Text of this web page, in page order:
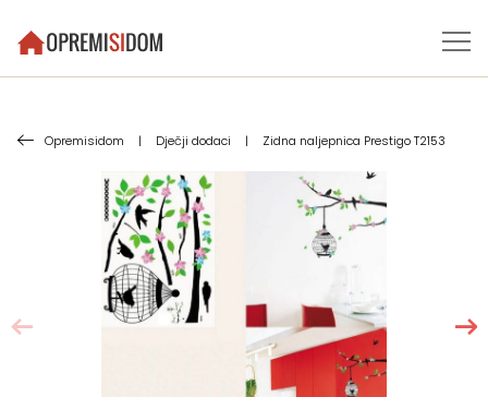
Opremisidom | Dječji dodaci | Zidna naljepnica Prestigo T2153